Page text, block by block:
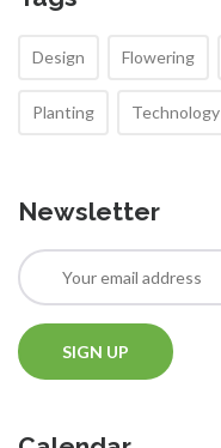
Design Flowering
Planting Technology
Newsletter